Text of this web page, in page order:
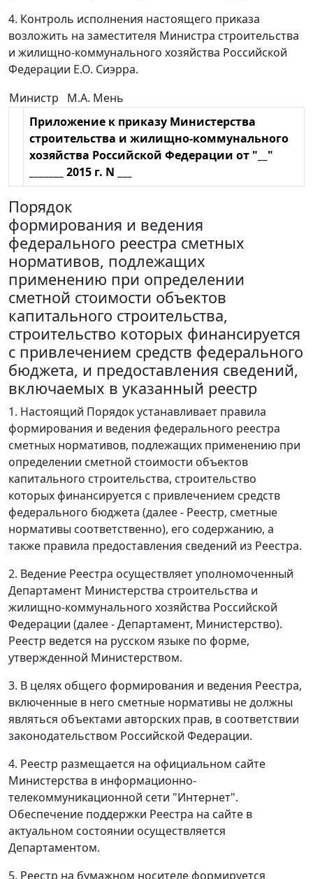
4. Контроль исполнения настоящего приказа
возложить на заместителя Министра строительства
и жилищно-коммунального хозяйства Российской
Федерации Е.О. Сиэрра.
Министр
М.А. Мень
Приложение к приказу Министерства
строительства и жилищно-коммунального
хозяйства Российской Федерации от "__"
_______ 2015 г. N ___
Порядок
формирования и ведения
федерального реестра сметных
нормативов, подлежащих
применению при определении
сметной стоимости объектов
капитального строительства,
строительство которых финансируется
с привлечением средств федерального
бюджета, и предоставления сведений,
включаемых в указанный реестр
1. Настоящий Порядок устанавливает правила
формирования и ведения федерального реестра
сметных нормативов, подлежащих применению при
определении сметной стоимости объектов
капитального строительства, строительство
которых финансируется с привлечением средств
федерального бюджета (далее - Реестр, сметные
нормативы соответственно), его содержанию, а
также правила предоставления сведений из Реестра.
2. Ведение Реестра осуществляет уполномоченный
Департамент Министерства строительства и
жилищно-коммунального хозяйства Российской
Федерации (далее - Департамент, Министерство).
Реестр ведется на русском языке по форме,
утвержденной Министерством.
3. В целях общего формирования и ведения Реестра,
включенные в него сметные нормативы не должны
являться объектами авторских прав, в соответствии
законодательством Российской Федерации.
4. Реестр размещается на официальном сайте
Министерства в информационно-
телекоммуникационной сети "Интернет".
Обеспечение поддержки Реестра на сайте в
актуальном состоянии осуществляется
Департаментом.
5. Реестр на бумажном носителе формируется